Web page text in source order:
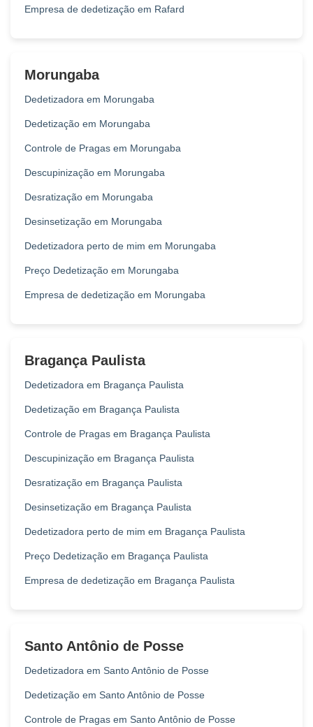
Empresa de dedetização em Rafard
Morungaba
Dedetizadora em Morungaba
Dedetização em Morungaba
Controle de Pragas em Morungaba
Descupinização em Morungaba
Desratização em Morungaba
Desinsetização em Morungaba
Dedetizadora perto de mim em Morungaba
Preço Dedetização em Morungaba
Empresa de dedetização em Morungaba
Bragança Paulista
Dedetizadora em Bragança Paulista
Dedetização em Bragança Paulista
Controle de Pragas em Bragança Paulista
Descupinização em Bragança Paulista
Desratização em Bragança Paulista
Desinsetização em Bragança Paulista
Dedetizadora perto de mim em Bragança Paulista
Preço Dedetização em Bragança Paulista
Empresa de dedetização em Bragança Paulista
Santo Antônio de Posse
Dedetizadora em Santo Antônio de Posse
Dedetização em Santo Antônio de Posse
Controle de Pragas em Santo Antônio de Posse